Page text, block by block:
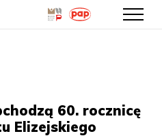
60. rocznicę
Elizejskiego